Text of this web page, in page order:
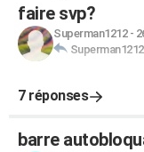
faire svp?
Superman1212-
Superman1212
7 réponses
barre